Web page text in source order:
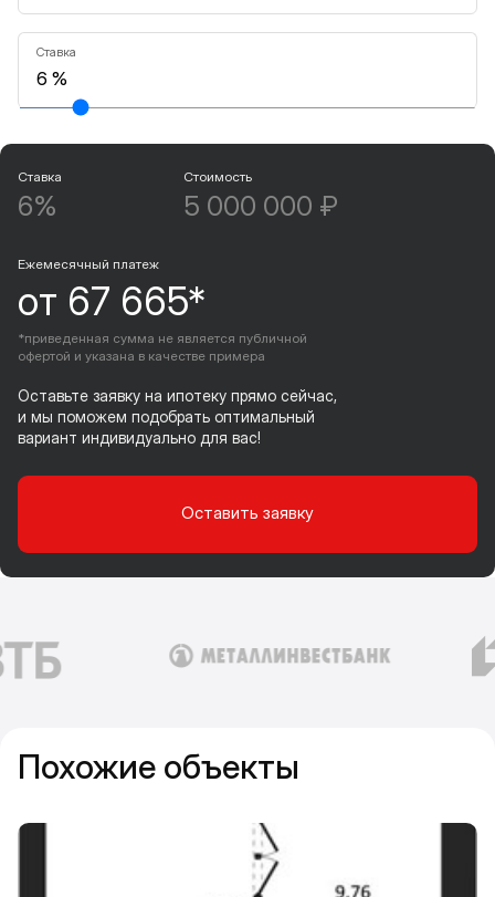
Ставка
Ставка
6%
Стоимость
5 000 000 ₽
Ежемесячный платеж
от 67 665*
*приведенная сумма не является публичной
офертой и указана в качестве примера
Оставьте заявку на ипотеку прямо сейчас,
и мы поможем подобрать оптимальный
вариант индивидуально для вас!
Оставить заявку
Похожие объекты